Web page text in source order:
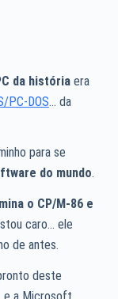
da históriaera
PC-DOS… da
para se
do mundo.
o CP/M-86 e
caro… ele
de antes.
deste